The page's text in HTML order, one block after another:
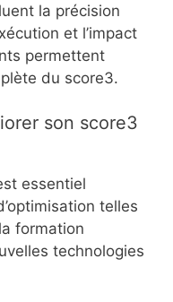
la précision
et l’impact
permettent
du score3.
son score3
essentiel
telles
formation
technologies